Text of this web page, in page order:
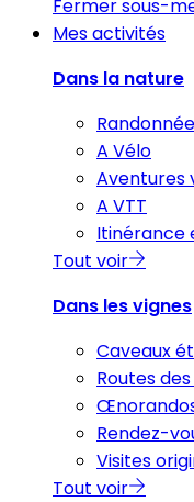
Fermer sous-
Mes activités
Dans la nature
A Vélo
Aventures
A VTT
Itinérance
Tout voir
Dans les vignes
Caveaux
Routes
Rendez-
Visites
Tout voir